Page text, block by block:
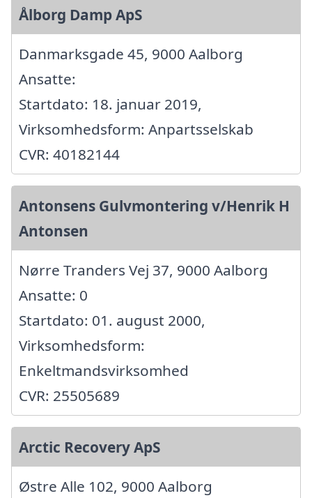
Ålborg Damp ApS
Danmarksgade 45, 9000 Aalborg
Ansatte:
Startdato: 18. januar 2019,
Virksomhedsform: Anpartsselskab
CVR: 40182144
Antonsens Gulvmontering v/Henrik H
Antonsen
Nørre Tranders Vej 37, 9000 Aalborg
Ansatte: 0
Startdato: 01. august 2000,
Virksomhedsform:
Enkeltmandsvirksomhed
CVR: 25505689
Arctic Recovery ApS
Østre Alle 102, 9000 Aalborg